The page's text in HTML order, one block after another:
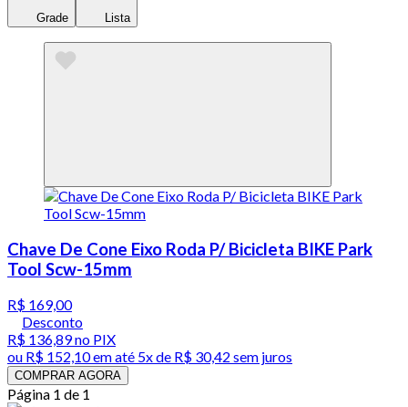
Grade Lista
Chave De Cone Eixo Roda P/ Bicicleta BIKE Park
Tool Scw-15mm
R$ 169,00
Desconto
R$ 136,89no PIX
ou R$ 152,10em até 5x de R$ 30,42 sem juros
COMPRAR AGORA
Página 1 de 1